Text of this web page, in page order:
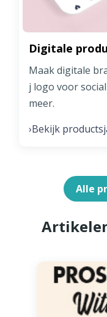
Digitale
Maak digitale
j logo voor
meer.
›Bekijk
Alle